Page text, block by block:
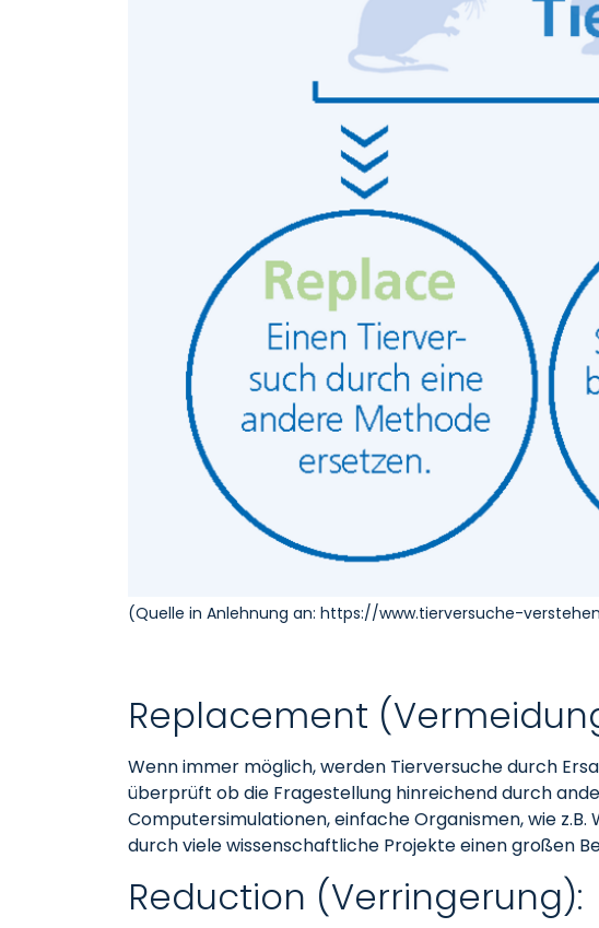
(Quelle in Anlehnung an: https://www.tierversuche-
Replacement
Wenn immer möglich, werden Tierversuche durch
überprüft ob die Fragestellung hinreichend durch
Computersimulationen, einfache Organismen, wie
durch viele wissenschaftliche Projekte einen großen
Reduction (Verringerung):